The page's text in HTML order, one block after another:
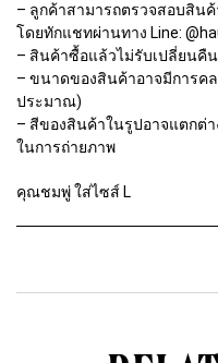
T
S
q
u
t
– ลูกค้าสามารถตรวจสอบสิน
โดยทักแชทผ่านทาง Line:
– สินค้าซื้อแล้วไม่รับเปลี่ยนคื
– ขนาดของสินค้าอาจมีการค
ประมาณ)
– สีของสินค้าในรูปอาจแตกต่า
ในการถ่ายภาพ
คุณชมพู่ ใส่ไซส์ L